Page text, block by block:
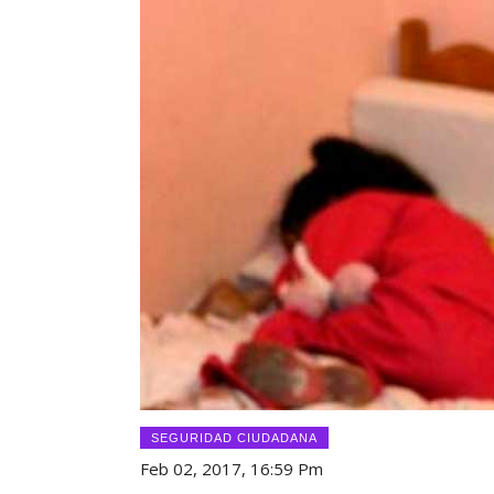
SEGURIDAD CIUDADANA
Feb 02, 2017, 16:59 Pm